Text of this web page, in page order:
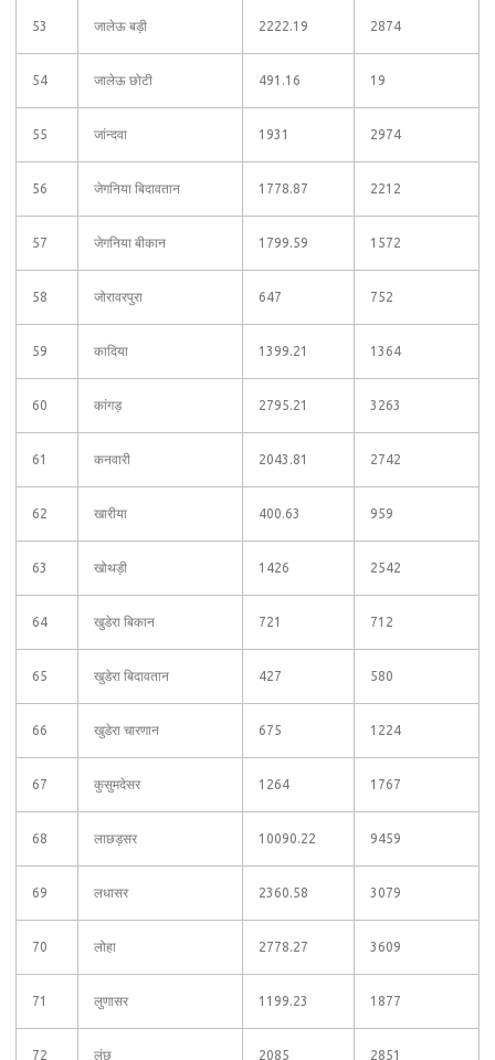
53 जालेऊ बड़ी 2222.19 2874
54 जालेऊ छोटी 491.16 19
55 जांन्दवा 1931 2974
56 जेगनिया बिदावतान 1778.87 2212
57 जेगनिया बीकान 1799.59 1572
58 जोरावरपुरा 647 752
59 कादिया 1399.21 1364
60 कांगड़ 2795.21 3263
61 कनवारी 2043.81 2742
62 खारीया 400.63 959
63 खोथड़ी 1426 2542
64 खुडेरा बिकान 721 712
65 खुडेरा बिदावतान 427 580
66 खुडेरा चारणान 675 1224
67 कुसुमदेसर 1264 1767
68 लाछड़सर 10090.22 9459
69 लधासर 2360.58 3079
70 लोहा 2778.27 3609
71 लुणासर 1199.23 1877
72 लूंछ 2085 2851